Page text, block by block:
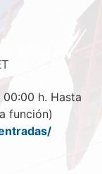
h. Hasta
función)